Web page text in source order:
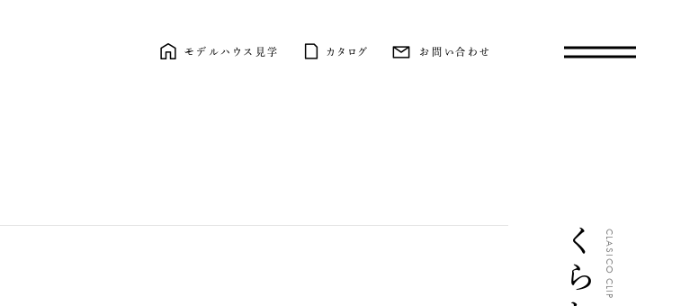
モデルハウス見学 カタログ お問い合わせ
CLASICO CLIP